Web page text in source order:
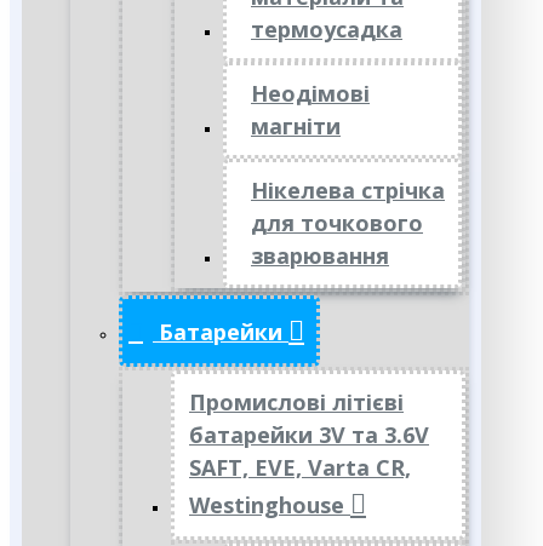
термоусадка
Неодімові
магніти
Нікелева стрічка
для точкового
зварювання
Батарейки
Промислові літієві
батарейки 3V та 3.6V
SAFT, EVE, Varta CR,
Westinghouse